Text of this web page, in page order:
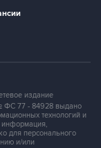
издание
ФС 77 - 84928 выдано
технологий и
информация,
для персонального
и/или